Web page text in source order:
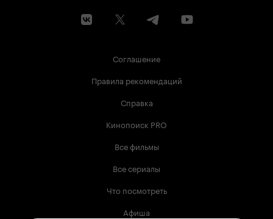
Соглашение
Правила рекомендаций
Справка
Кинопоиск PRO
Все фильмы
Все сериалы
Что посмотреть
Афиша